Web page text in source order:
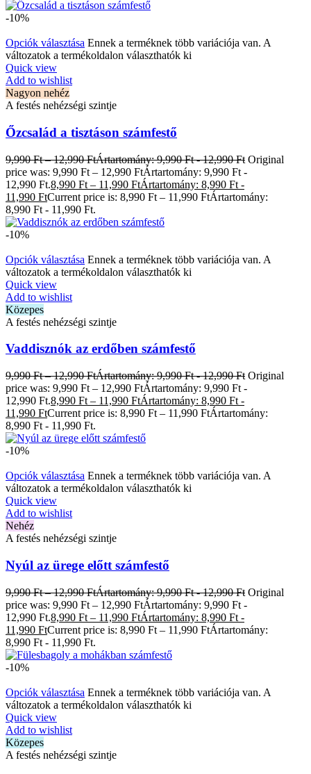
-10%
Opciók választása Ennek a terméknek több variációja van. A
változatok a termékoldalon választhatók ki
Quick view
Add to wishlist
Nagyon nehéz
A festés nehézségi szintje
Őzcsalád a tisztáson számfestő
9,990Ft – 12,990FtÁrtartomány: 9,990 Ft - 12,990 Ft Original
price was: 9,990 Ft – 12,990 FtÁrtartomány: 9,990 Ft -
12,990 Ft.8,990 Ft – 11,990 FtÁrtartomány: 8,990 Ft -
11,990 FtCurrent price is: 8,990 Ft – 11,990 FtÁrtartomány:
8,990 Ft - 11,990 Ft.
-10%
Opciók választása Ennek a terméknek több variációja van. A
változatok a termékoldalon választhatók ki
Quick view
Add to wishlist
Közepes
A festés nehézségi szintje
Vaddisznók az erdőben számfestő
9,990Ft – 12,990FtÁrtartomány: 9,990 Ft - 12,990 Ft Original
price was: 9,990 Ft – 12,990 FtÁrtartomány: 9,990 Ft -
12,990 Ft.8,990 Ft – 11,990 FtÁrtartomány: 8,990 Ft -
11,990 FtCurrent price is: 8,990 Ft – 11,990 FtÁrtartomány:
8,990 Ft - 11,990 Ft.
-10%
Opciók választása Ennek a terméknek több variációja van. A
változatok a termékoldalon választhatók ki
Quick view
Add to wishlist
Nehéz
A festés nehézségi szintje
Nyúl az ürege előtt számfestő
9,990Ft – 12,990FtÁrtartomány: 9,990 Ft - 12,990 Ft Original
price was: 9,990 Ft – 12,990 FtÁrtartomány: 9,990 Ft -
12,990 Ft.8,990 Ft – 11,990 FtÁrtartomány: 8,990 Ft -
11,990 FtCurrent price is: 8,990 Ft – 11,990 FtÁrtartomány:
8,990 Ft - 11,990 Ft.
-10%
Opciók választása Ennek a terméknek több variációja van. A
változatok a termékoldalon választhatók ki
Quick view
Add to wishlist
Közepes
A festés nehézségi szintje